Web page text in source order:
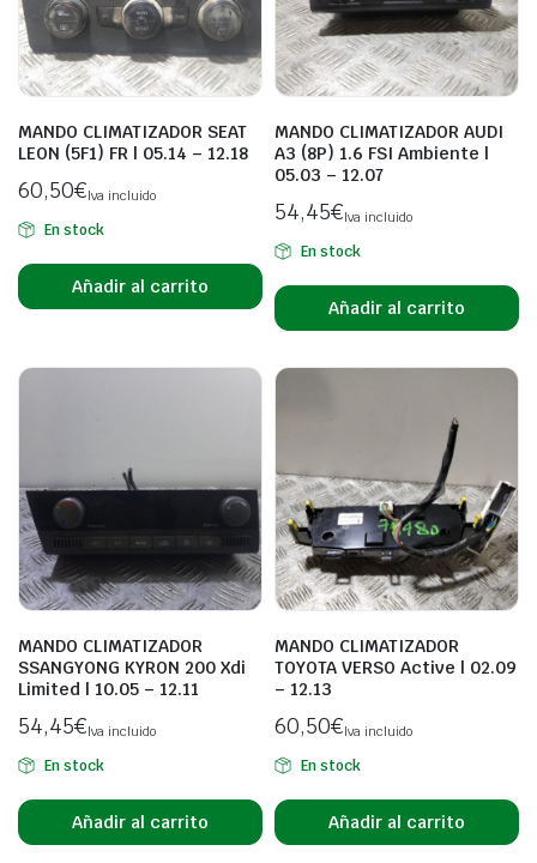
MANDO CLIMATIZADOR SEAT
LEON (5F1) FR | 05.14 – 12.18
60,50€Iva incluido
En stock
Añadir al carrito
MANDO CLIMATIZADOR AUDI
A3 (8P) 1.6 FSI Ambiente |
05.03 – 12.07
54,45€Iva incluido
En stock
Añadir al carrito
MANDO CLIMATIZADOR
SSANGYONG KYRON 200 Xdi
Limited | 10.05 – 12.11
54,45€Iva incluido
En stock
Añadir al carrito
MANDO CLIMATIZADOR
TOYOTA VERSO Active | 02.09
– 12.13
60,50€Iva incluido
En stock
Añadir al carrito